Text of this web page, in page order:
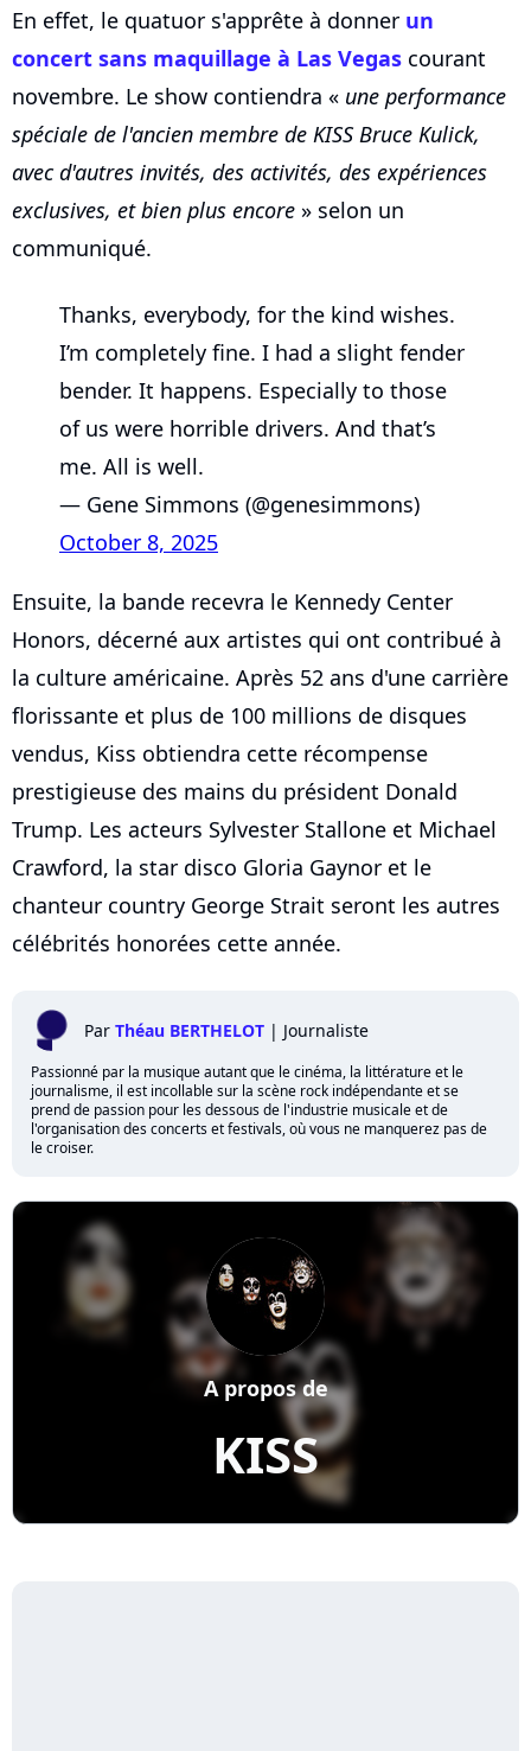
En effet, le quatuor s'apprête à donner un
concert sans maquillage à Las Vegas courant
novembre. Le show contiendra « une performance
spéciale de l'ancien membre de KISS Bruce Kulick,
avec d'autres invités, des activités, des expériences
exclusives, et bien plus encore » selon un
communiqué.
Thanks, everybody, for the kind wishes.
I’m completely fine. I had a slight fender
bender. It happens. Especially to those
of us were horrible drivers. And that’s
me. All is well.
— Gene Simmons (@genesimmons)
October 8, 2025
Ensuite, la bande recevra le Kennedy Center
Honors, décerné aux artistes qui ont contribué à
la culture américaine. Après 52 ans d'une carrière
florissante et plus de 100 millions de disques
vendus, Kiss obtiendra cette récompense
prestigieuse des mains du président Donald
Trump. Les acteurs Sylvester Stallone et Michael
Crawford, la star disco Gloria Gaynor et le
chanteur country George Strait seront les autres
célébrités honorées cette année.
Par Théau BERTHELOT | Journaliste
Passionné par la musique autant que le cinéma, la littérature et le
journalisme, il est incollable sur la scène rock indépendante et se
prend de passion pour les dessous de l'industrie musicale et de
l'organisation des concerts et festivals, où vous ne manquerez pas de
le croiser.
KISS
A propos de